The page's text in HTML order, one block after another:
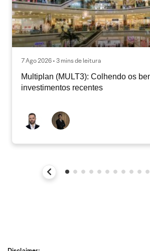
7 Ago 2026 • 3 mins de leitura
Multiplan (MULT3): Colhendo os
investimentos recentes